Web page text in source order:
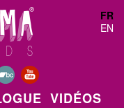
FR
EN
VIDÉOS